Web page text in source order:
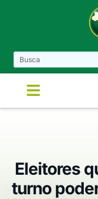
Eleitores
turno